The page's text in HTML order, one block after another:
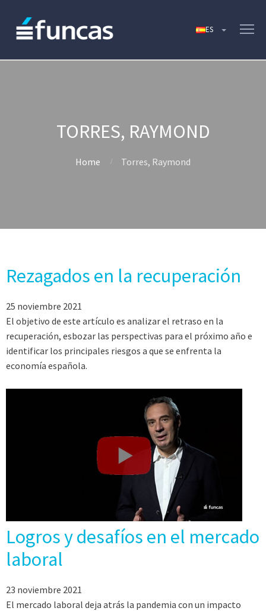
TORRES, RAYMOND
Home Torres, Raymond
Rezagados en la recuperación
25 noviembre 2021
El objetivo de este artículo es analizar el retraso en la
recuperación, esbozar las perspectivas para el próximo año e
identificar los principales riesgos a que se enfrenta la
economía española.
Logros y desafíos en el mercado
laboral
23 noviembre 2021
El mercado laboral deja atrás la pandemia con un impacto